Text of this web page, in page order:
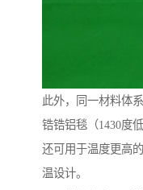
此外，同一材料体
锆锆铝毯（1430度
还可用于温度更高
温设计。